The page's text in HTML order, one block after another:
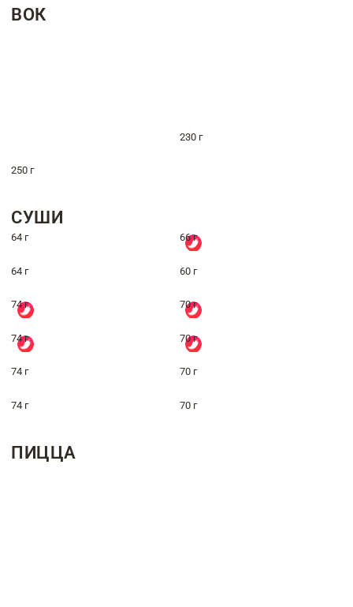
ВОК
230 г
250 г
СУШИ
64 г 66 г
64 г 60 г
74 г 70 г
74 г 70 г
74 г 70 г
74 г 70 г
ПИЦЦА